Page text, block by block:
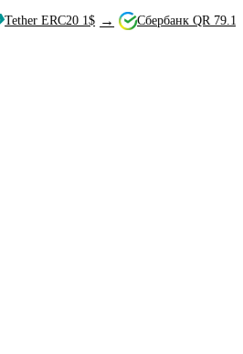
1$ → Сбербанк QR 79.12₽